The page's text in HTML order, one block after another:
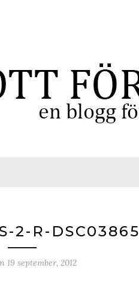
2-R-DSC03865
19 september, 2012